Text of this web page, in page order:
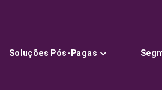
Soluções Pós-Pagas